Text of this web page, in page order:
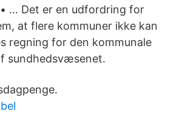
… Det er en udfordring for
at flere kommuner ikke kan
regning for den kommunale
sundhedsvæsenet.